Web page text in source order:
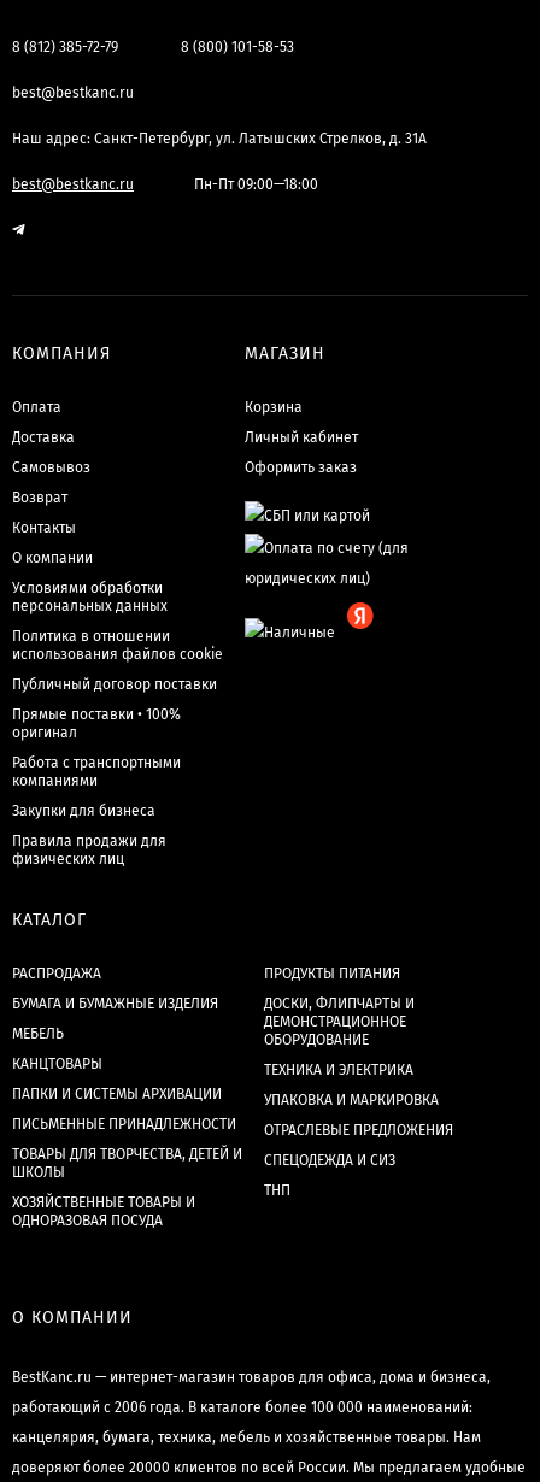
8 (812) 385-72-79 8 (800) 101-58-53
best@bestkanc.ru
Наш адрес: Санкт-Петербург, ул. Латышских Стрелков, д. 31А
best@bestkanc.ru Пн-Пт 09:00—18:00
КОМПАНИЯ
Оплата
Доставка
Самовывоз
Возврат
Контакты
О компании
Условиями обработки
персональных данных
Политика в отношении
использования файлов cookie
Публичный договор поставки
Прямые поставки • 100%
оригинал
Работа с транспортными
компаниями
Закупки для бизнеса
Правила продажи для
физических лиц
МАГАЗИН
Корзина
Личный кабинет
Оформить заказ
КАТАЛОГ
РАСПРОДАЖА
БУМАГА И БУМАЖНЫЕ ИЗДЕЛИЯ
МЕБЕЛЬ
КАНЦТОВАРЫ
ПАПКИ И СИСТЕМЫ АРХИВАЦИИ
ПИСЬМЕННЫЕ ПРИНАДЛЕЖНОСТИ
ТОВАРЫ ДЛЯ ТВОРЧЕСТВА, ДЕТЕЙ И
ШКОЛЫ
ХОЗЯЙСТВЕННЫЕ ТОВАРЫ И
ОДНОРАЗОВАЯ ПОСУДА
ПРОДУКТЫ ПИТАНИЯ
ДОСКИ, ФЛИПЧАРТЫ И
ДЕМОНСТРАЦИОННОЕ
ОБОРУДОВАНИЕ
ТЕХНИКА И ЭЛЕКТРИКА
УПАКОВКА И МАРКИРОВКА
ОТРАСЛЕВЫЕ ПРЕДЛОЖЕНИЯ
СПЕЦОДЕЖДА И СИЗ
ТНП
О КОМПАНИИ
BestKanc.ru — интернет-магазин товаров для офиса, дома и бизнеса,
работающий с 2006 года. В каталоге более 100 000 наименований:
канцелярия, бумага, техника, мебель и хозяйственные товары. Нам
доверяют более 20000 клиентов по всей России. Мы предлагаем удобные